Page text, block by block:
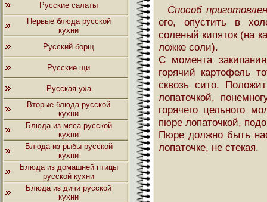
Русские салаты
Первые блюда русской
кухни
Русский борщ
Русские щи
Русская уха
Вторые блюда русской
кухни
Блюда из мяса русской
кухни
Блюда из рыбы русской
кухни
Блюда из домашней птицы
русской кухни
Блюда из дичи русской
кухни
Способ
его, опустить в
соленый кипяток (на
ложке соли).
С момента
горячий картофель
сквозь сито.
лопаточкой,
горячего цельного
пюре лопаточкой,
Пюре должно быть
лопаточке, не стекая.